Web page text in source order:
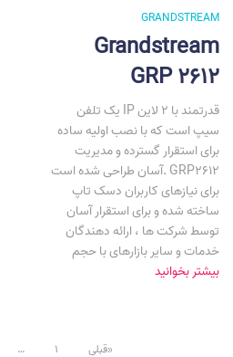
GRANDSTREAM
Grandstream
GRP 2612
یک تلفن IP قدرتمند با 2 لاین
سیپ است که با نصب اولیه ساده
برای استقرار گسترده و مدیریت
آسان طراحی شده است. GRP2612
برای نیازهای کاربران دسک تاپ
ساخته شده و برای استقرار آسان
توسط شرکت ها ، ارائه دهندگان
خدمات و سایر بازارهای با حجم
بیشتر بخوانید
قبلی 1
…